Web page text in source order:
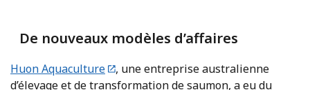
De nouveaux modèles d’affaires
Huon Aquaculture
, une entreprise australienne
d’élevage et de transformation de saumon, a eu du